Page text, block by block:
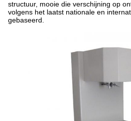
structuur, mooie die verschijning op
volgens het laatst nationale en
gebaseerd.